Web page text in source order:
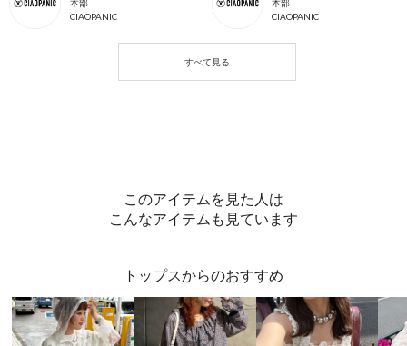
本部
CIAOPANIC
本部
CIAOPANIC
このアイテムを見た人は
こんなアイテムも見ています
トップスからのおすすめ